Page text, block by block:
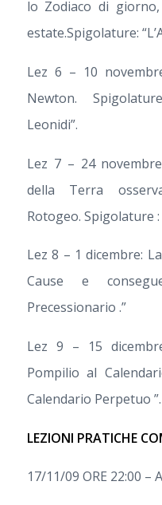
lo Zodiaco di
estate.Spigolature:
Lez 6 – 10
Newton.
Leonidi”.
Lez 7 – 24
della Terra
Rotogeo. Spigolature :
Lez 8 – 1 dicembre:
Cause e
Precessionario .”
Lez 9 – 15
Pompilio al
Calendario Perpetuo ”.
LEZIONI PRATICHE
17/11/09 ORE 22:00 –